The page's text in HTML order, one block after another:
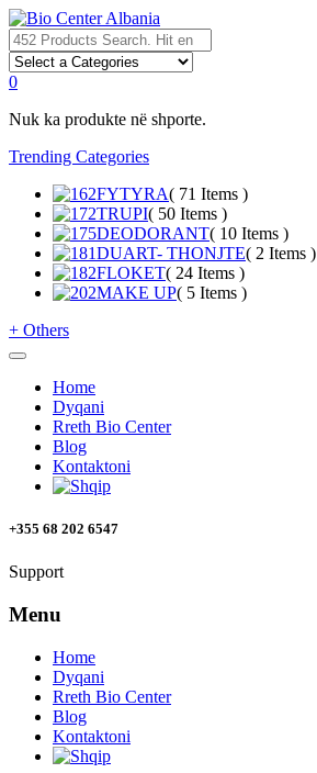
0
Nuk ka produkte në shporte.
Trending Categories
FYTYRA( 71 Items )
TRUPI( 50 Items )
DEODORANT( 10 Items )
DUART- THONJTE( 2 Items )
FLOKET( 24 Items )
MAKE UP( 5 Items )
+ Others
Home
Dyqani
Rreth Bio Center
Blog
Kontaktoni
+355 68 202 6547
Support
Menu
Home
Dyqani
Rreth Bio Center
Blog
Kontaktoni